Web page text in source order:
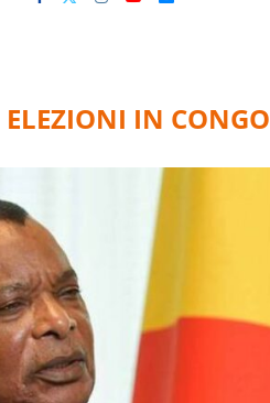
ELEZIONI IN CONGO